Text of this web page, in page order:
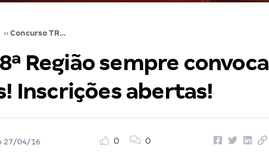
›› Concurso TRT 8ª Região sempre convoca além das vagas! Inscrições abertas!
Região sempre convoca
Inscrições abertas!
27/04/16
0 0